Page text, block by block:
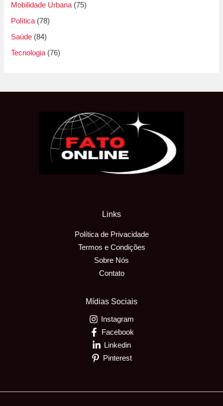
Mobilidade Urbana (75)
Política (78)
Saúde (84)
Tecnologia (76)
Links
Política de Privacidade
Termos e Condições
Sobre Nós
Contato
Mídias Sociais
Instagram
Facebook
Linkedin
Pinterest